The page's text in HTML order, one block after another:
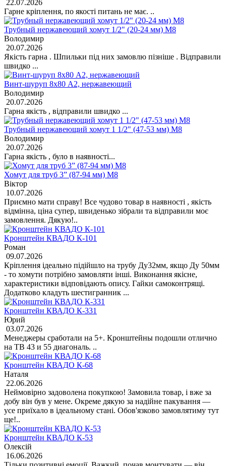
22.07.2026
Гарне кріплення, по якості питань не має. ..
Трубный нержавеющий хомут 1/2" (20-24 мм) М8
Володимир
20.07.2026
Якість гарна . Шпильки під них замовлю пізніше . Відправили
швидко ...
Винт-шуруп 8x80 А2, нержавеющий
Володимир
20.07.2026
Гарна якість , відправили швидко ...
Трубный нержавеющий хомут 1 1/2" (47-53 мм) М8
Володимир
20.07.2026
Гарна якість , було в наявності...
Хомут для труб 3” (87-94 мм) М8
Віктор
10.07.2026
Приємно мати справу! Все чудово товар в наявності , якість
відмінна, ціна супер, швиденько зібрали та відправили моє
замовлення. Дякую!..
Кронштейн КВАДО К-101
Роман
09.07.2026
Кріплення ідеально підійшло на трубу Ду32мм, якщо Ду 50мм
- то хомути потрібно замовляти інші. Виконання якісне,
характеристики відповідають опису. Гайки самоконтрящі.
Додатково кладуть шестигранник ...
Кронштейн КВАДО К-331
Юрий
03.07.2026
Менеджеры сработали на 5+. Кронштейны подошли отлично
на ТВ 43 и 55 диагональ. ..
Кронштейн КВАДО К-68
Наталя
22.06.2026
Неймовірно задоволена покупкою! Замовила товар, і вже за
добу він був у мене. Окреме дякую за надійне пакування —
усе приїхало в ідеальному стані. Обов'язково замовлятиму тут
ще!..
Кронштейн КВАДО К-53
Олексій
16.06.2026